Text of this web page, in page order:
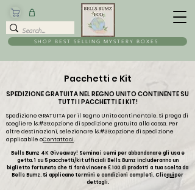
SHOP BEST SELLING MYSTERY BOXES
Pacchetti e Kit
SPEDIZIONE GRATUITA NEL REGNO UNITO CONTINENTE SU
TUTTI I PACCHETTI E I KIT!
Spedizione GRATUITA per il Regno Unito continentale. Si prega di
scegliere l&#39;opzione di spedizione gratuita alla cassa. Per
altre destinazioni, selezionare l&#39;opzione di spedizione
applicabile oContattaci.
Bells Bumz 4K Giveaway! Semina i semi per abbandonare gli usa e
getta. 1 su 5 pacchetti/kit ufficiali Bells Bumz includeranno un
biglietto fortunato che ti farà vincere £ 100 di prodotti a tua scelta da
Bells Bumz. Si applicano termini e condizioni completi. Clicquiper
dettagli.